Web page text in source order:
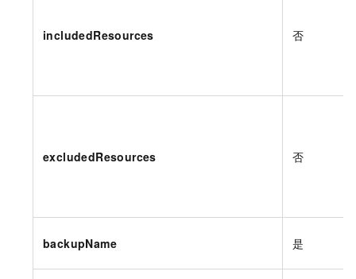
includedResources 否
excludedResources 否
backupName 是